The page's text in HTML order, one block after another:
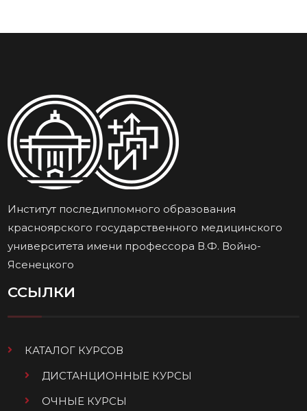
Институт последипломного образования
красноярского государственного медицинского
университета имени профессора В.Ф. Войно-
Ясенецкого
ССЫЛКИ
КАТАЛОГ КУРСОВ
ДИСТАНЦИОННЫЕ КУРСЫ
ОЧНЫЕ КУРСЫ